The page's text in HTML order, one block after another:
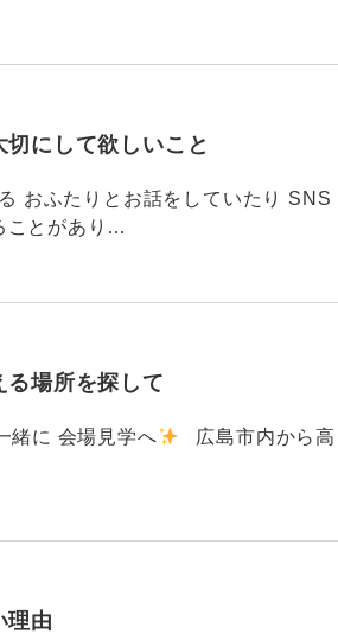
にして欲しいこと
おふたりとお話をしていたり SNS
ことがあり…
る場所を探して
に 会場見学へ
広島市内から高
理由